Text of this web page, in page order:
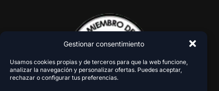
Gestionar consentimiento
Usamos cookies propias y de terceros para que la web funcione,
analizar la navegación y personalizar ofertas. Puedes aceptar,
rechazar o configurar tus preferencias.